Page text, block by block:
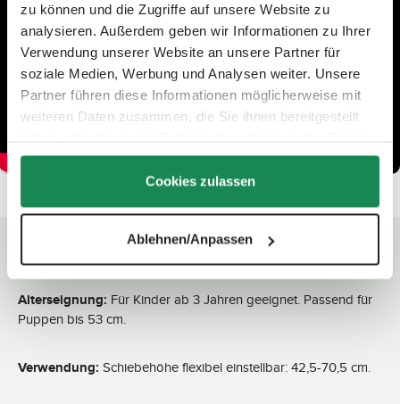
zu können und die Zugriffe auf unsere Website zu
analysieren. Außerdem geben wir Informationen zu Ihrer
Verwendung unserer Website an unsere Partner für
soziale Medien, Werbung und Analysen weiter. Unsere
Partner führen diese Informationen möglicherweise mit
weiteren Daten zusammen, die Sie ihnen bereitgestellt
gesammelt haben.
Cookies zulassen
Ablehnen/Anpassen
Technische Daten
Alterseignung: Für Kinder ab 3 Jahren geeignet. Passend für
Puppen bis 53 cm.
Verwendung: Schiebehöhe flexibel einstellbar: 42,5-70,5 cm.